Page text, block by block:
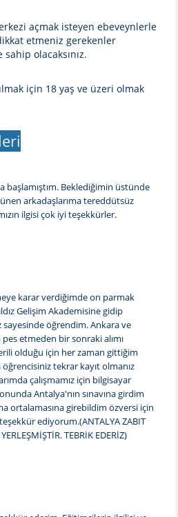
açmak isteyen ebeveynlerle
etmeniz gerekenler
sahip olacaksınız.
için 18 yaş ve üzeri olmak
başlamıştım. Beklediğimin üstünde
arkadaşlarıma tereddütsüz
ilgisi çok iyi teşekkürler.
karar verdiğimde on parmak
Gelişim Akademisine gidip
öğrendim. Ankara ve
etmeden bir sonraki alımı
olduğu için her zaman gittiğim
tekrar kayıt olmanız
çalışmamız için bilgisayar
Antalya'nın sınavına girdim
ortalamasına girebildim özversi için
ediyorum.(ANTALYA ZABIT
TEBRİK EDERİZ)